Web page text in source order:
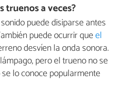
truenos a veces?
puede disiparse antes
puede ocurrir queel
desvíen la onda sonora.
pero el trueno no se
lo conoce popularmente